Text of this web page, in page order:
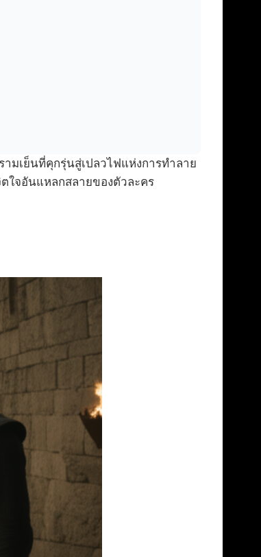
มเย็นที่คุกรุ่นสู่เปลวไฟแห่งการทำลาย
ใจอันแหลกสลายของตัวละคร